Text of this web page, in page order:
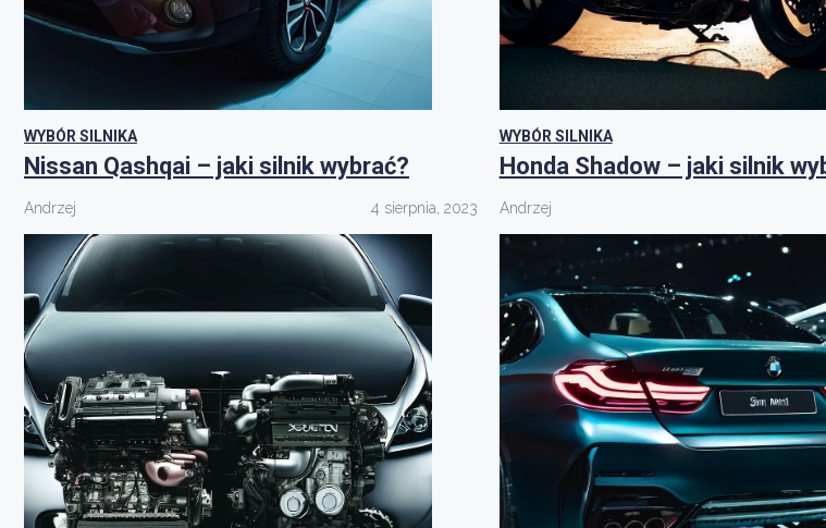
WYBÓR SILNIKA
Nissan Qashqai – jaki silnik wybrać?
Andrzej 4 sierpnia, 2023
WYBÓR SILNIKA
Honda Shadow – jaki silnik
Andrzej